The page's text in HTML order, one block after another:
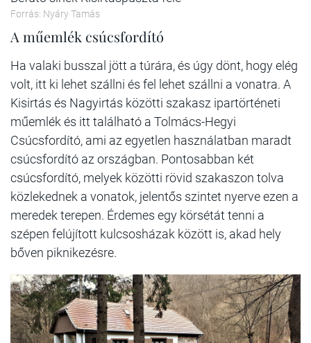
Forrás: Nyáry Tamás
A műemlék csúcsfordító
Ha valaki busszal jött a túrára, és úgy dönt, hogy elég
volt, itt ki lehet szállni és fel lehet szállni a vonatra. A
Kisirtás és Nagyirtás közötti szakasz ipartörténeti
műemlék és itt található a Tolmács-Hegyi
Csúcsfordító, ami az egyetlen használatban maradt
csúcsfordító az országban. Pontosabban két
csúcsfordító, melyek közötti rövid szakaszon tolva
közlekednek a vonatok, jelentős szintet nyerve ezen a
meredek terepen. Érdemes egy körsétát tenni a
szépen felújított kulcsosházak között is, akad hely
bőven piknikezésre.